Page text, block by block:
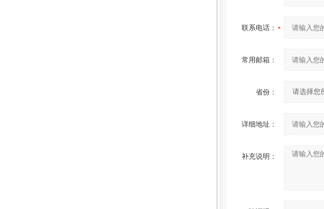
联系电话：
常用邮箱：
省份：
详细地址：
补充说明：